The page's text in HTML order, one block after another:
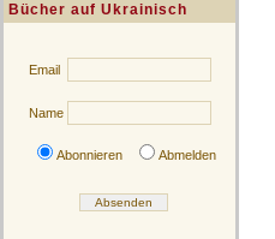
Bücher auf Ukrainisch
Email
Name
Abonnieren Abmelden